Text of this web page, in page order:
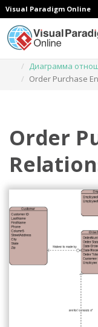
Visual Paradigm Online
Диаграмма
Order Purchase
Order